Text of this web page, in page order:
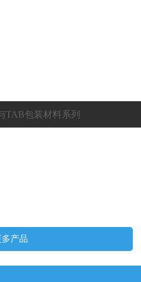
TAB包装材料系列
多产品